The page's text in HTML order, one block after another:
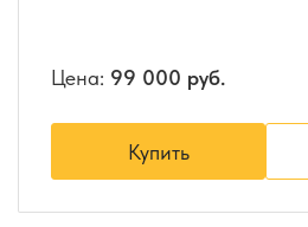
Цена: 99 000 руб.
Купить